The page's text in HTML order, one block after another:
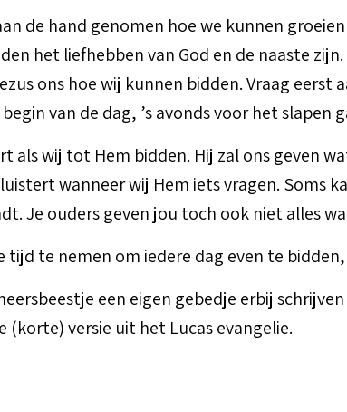
de hand genomen hoe we kunnen
het liefhebben van God en de naaste
ons hoe wij kunnen bidden. Vraag
van de dag, ’s avonds voor het slapen
als wij tot Hem bidden. Hij zal ons geven
wanneer wij Hem iets vragen. Soms
Je ouders geven jou toch ook niet alles
te nemen om iedere dag even te
een eigen gebedje erbij
(korte) versie uit het Lucas evangelie.